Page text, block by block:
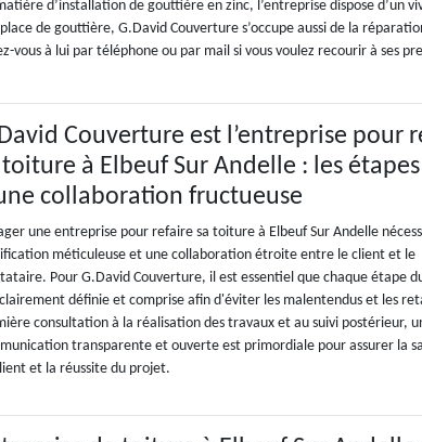
d’installation de gouttière en zinc, l’entreprise dispose d’un
de gouttière, G.David Couverture s’occupe aussi de la
vous à lui par téléphone ou par mail si vous voulez recourir à ses
Couverture est l’entreprise pour
toiture à Elbeuf Sur Andelle : les
collaboration fructueuse
une entreprise pour refaire sa toiture à Elbeuf Sur Andelle
méticuleuse et une collaboration étroite entre le client et le
Pour G.David Couverture, il est essentiel que chaque étape
définie et comprise afin d'éviter les malentendus et les
consultation à la réalisation des travaux et au suivi postérieur,
transparente et ouverte est primordiale pour assurer la
et la réussite du projet.